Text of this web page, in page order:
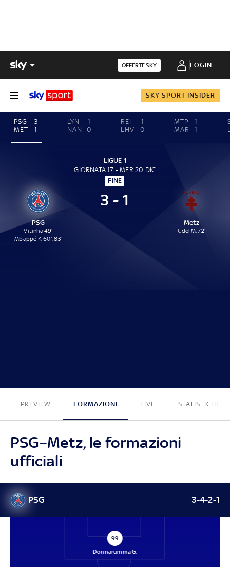
OFFERTE SKY LOGIN
SKY SPORT INSIDER
PSG
3
MET
1
LYN
1
NAN
0
REI
1
LHV
0
MTP
1
MAR
1
LIGUE 1
GIORNATA 17 - MER 20 DIC
FINE
PSG
Vitinha 49'
Mbappé K. 60', 83'
3 - 1
Metz
Udol M. 72'
PREVIEW FORMAZIONI LIVE STATISTICHE
PSG–Metz, le formazioni
ufficiali
PSG 3-4-2-1
99
Donnarumma G.